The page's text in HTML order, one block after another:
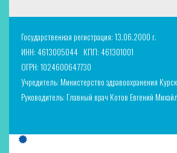
Государственная регистрация: 13.06.2000 г.
ИНН: 4613005044 КПП: 461301001
ОГРН: 1024600647730
Учредитель: Министерство здравоохранения
Руководитель: Главный врач Котов Евгений